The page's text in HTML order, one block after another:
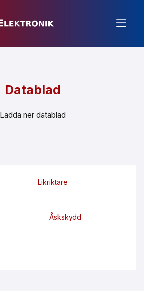
Datablad
Ladda ner datablad
Likriktare
Åskskydd